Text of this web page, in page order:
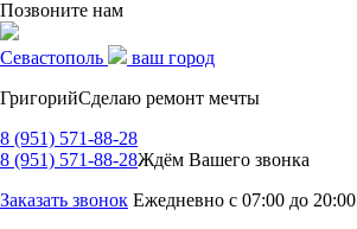
Позвоните нам
Севастополь
ваш город
ГригорийСделаю ремонт мечты
8 (951) 571-88-28
8 (951) 571-88-28Ждём Вашего звонка
Заказать звонок Ежедневно с 07:00 до 20:00